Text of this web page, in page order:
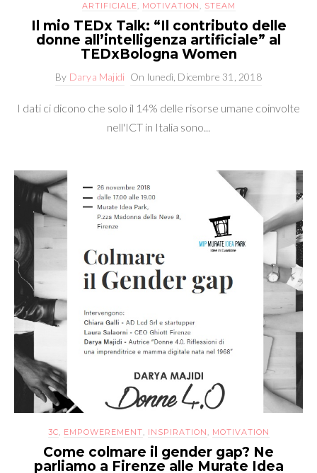
ARTIFICIALE, MOTIVATION , STEAM
Il mio TEDx Talk: “Il contributo delle
donne all’intelligenza artificiale” al
TEDxBologna Women
By Darya Majidi On lunedì, Dicembre 31, 2018
I dati ci dicono che solo il 14% delle risorse umane coinvolte
nell'ICT in Italia sono...
3C, EMPOWEREMENT, INSPIRATION , MOTIVATION
Come colmare il gender gap? Ne
parliamo a Firenze alle Murate Idea